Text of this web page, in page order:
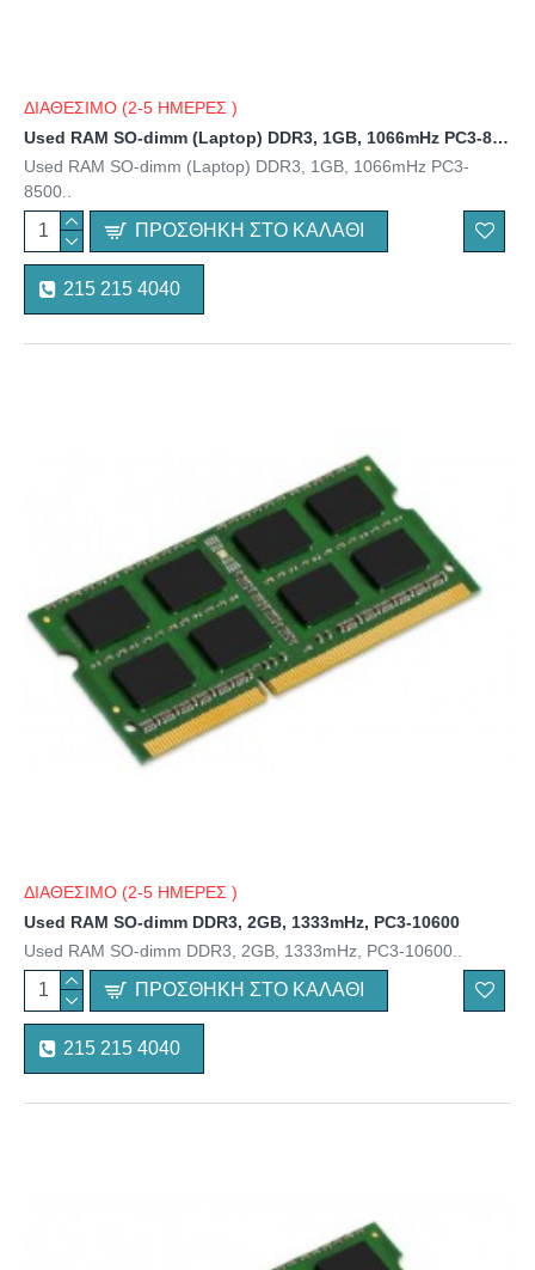
ΔΙΑΘΕΣΙΜΟ (2-5 ΗΜΕΡΕΣ )
Used RAM SO-dimm (Laptop) DDR3, 1GB, 1066mHz PC3-8500
Used RAM SO-dimm (Laptop) DDR3, 1GB, 1066mHz PC3-
8500..
ΠΡΟΣΘΉΚΗ ΣΤΟ ΚΑΛΆΘΙ
215 215 4040
ΔΙΑΘΕΣΙΜΟ (2-5 ΗΜΕΡΕΣ )
Used RAM SO-dimm DDR3, 2GB, 1333mHz, PC3-10600
Used RAM SO-dimm DDR3, 2GB, 1333mHz, PC3-10600..
ΠΡΟΣΘΉΚΗ ΣΤΟ ΚΑΛΆΘΙ
215 215 4040